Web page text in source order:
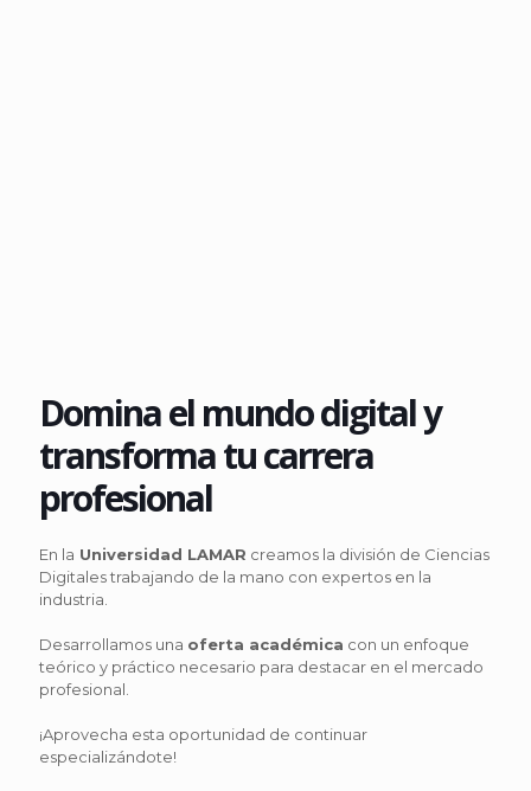
Domina el mundo digital y
transforma tu carrera
profesional
En la Universidad LAMAR creamos la división de Ciencias
Digitales trabajando de la mano con expertos en la
industria.
Desarrollamos una oferta académica con un enfoque
teórico y práctico necesario para destacar en el mercado
profesional.
¡Aprovecha esta oportunidad de continuar
especializándote!